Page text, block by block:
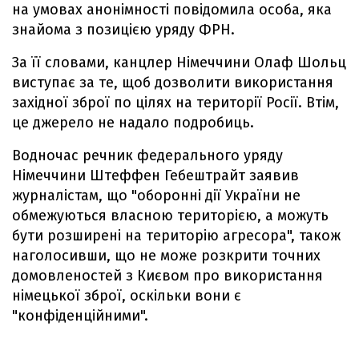
на умовах анонімності повідомила особа, яка
знайома з позицією уряду ФРН.
За її словами, канцлер Німеччини Олаф Шольц
виступає за те, щоб дозволити використання
західної зброї по цілях на території Росії. Втім,
це джерело не надало подробиць.
Водночас речник федерального уряду
Німеччини Штеффен Гебештрайт заявив
журналістам, що "оборонні дії України не
обмежуються власною територією, а можуть
бути розширені на територію агресора", також
наголосивши, що не може розкрити точних
домовленостей з Києвом про використання
німецької зброї, оскільки вони є
"конфіденційними".